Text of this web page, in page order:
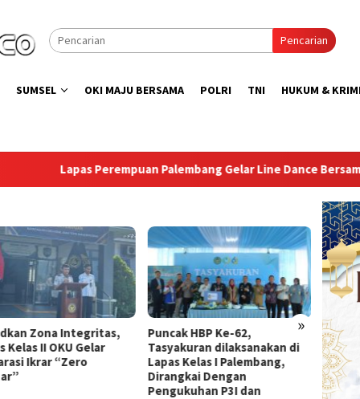
Pencarian
SUMSEL OKI MAJU BERSAMA POLRI TNI HUKUM &
Palembang Gelar Line Dance Bersama Group LD Top 100
»
HBP Ke-62,
dilaksanakan di
Kelas I Palembang,
Dengan
Lapas Sekayu Gandeng
Lembaga PDKP Perkuat
Pemahaman Hukum Warga
Binaan Lapas Sekayu
I